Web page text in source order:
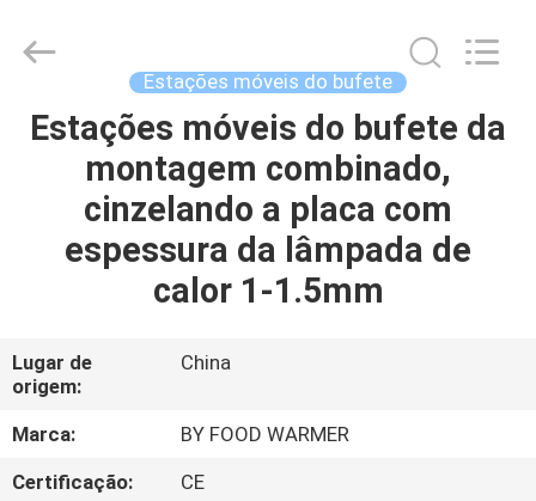
CASA
PRODUTOS
SOBRE
EXCURSÃO
DA
FÁBRICA
Biaoyi
Hardware
Reserved.
Estações móveis do bufete
Estações móveis do bufete da
montagem combinado,
cinzelando a placa com
espessura da lâmpada de
calor 1-1.5mm
Lugar de
origem:
China
Marca:
BY FOOD WARMER
Certificação:
CE